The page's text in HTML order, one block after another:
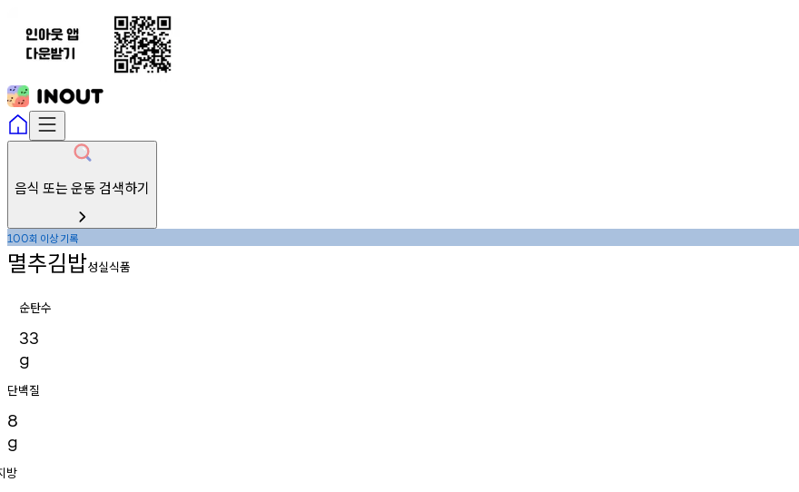
음식 또는 운동 검색하기
100회 이상기록
멸추김밥성실식품
순탄수
33
g
단백질
8
g
방